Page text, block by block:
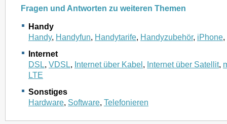
Fragen und Antworten zu weiteren Themen
Handy
Handy, Handyfun, Handytarife, Handyzubehör, iPhone,
Internet
DSL, VDSL, Internet über Kabel, Internet über Satellit,
LTE
Sonstiges
Hardware, Software, Telefonieren